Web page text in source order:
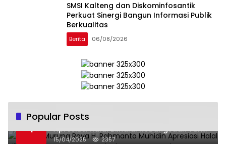
SMSI Kalteng dan Diskominfosantik
Perkuat Sinergi Bangun Informasi Publik
Berkualitas
Berita 06/08/2026
Popular Posts
1
Wabup Murung Raya H. Rahmanto Muhidin
Apresiasi Halal Bilhalal Kebangsaan Yang
Digelar Pemprov. Kalteng
15/04/2025 2357